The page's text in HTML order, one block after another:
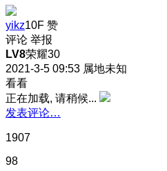
yikz10F 赞
评论 举报
LV8荣耀30
2021-3-5 09:53 属地未知
看看
正在加载, 请稍候...
发表评论…
1907
98